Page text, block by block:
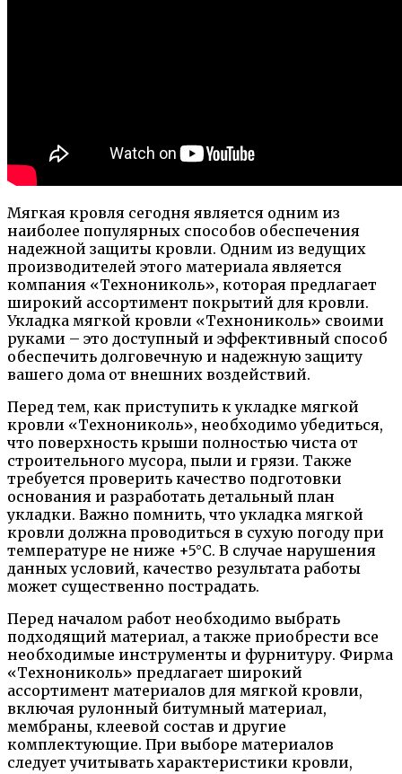
Мягкая кровля сегодня является одним из
наиболее популярных способов обеспечения
надежной защиты кровли. Одним из ведущих
производителей этого материала является
компания «Технониколь», которая предлагает
широкий ассортимент покрытий для кровли.
Укладка мягкой кровли «Технониколь» своими
руками – это доступный и эффективный способ
обеспечить долговечную и надежную защиту
вашего дома от внешних воздействий.
Перед тем, как приступить к укладке мягкой
кровли «Технониколь», необходимо убедиться,
что поверхность крыши полностью чиста от
строительного мусора, пыли и грязи. Также
требуется проверить качество подготовки
основания и разработать детальный план
укладки. Важно помнить, что укладка мягкой
кровли должна проводиться в сухую погоду при
температуре не ниже +5°C. В случае нарушения
данных условий, качество результата работы
может существенно пострадать.
Перед началом работ необходимо выбрать
подходящий материал, а также приобрести все
необходимые инструменты и фурнитуру. Фирма
«Технониколь» предлагает широкий
ассортимент материалов для мягкой кровли,
включая рулонный битумный материал,
мембраны, клеевой состав и другие
комплектующие. При выборе материалов
следует учитывать характеристики кровли,